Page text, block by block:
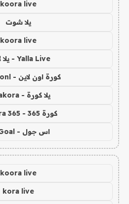
koora live
يلا شوت
koora live
Yalla Live - يلا لايف
كورة اون لاين - koora onl
يلا كورة - yallakora
كورة 365 - kooora 365
اس جول - AS Goal
koora live
kora live